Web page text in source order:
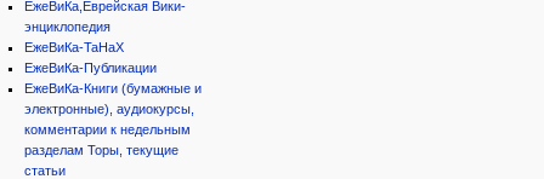
ЕжеВиКа,Еврейская Вики-
энциклопедия
ЕжеВиКа-ТаНаХ
ЕжеВиКа-Публикации
ЕжеВиКа-Книги (бумажные и
электронные), аудиокурсы,
комментарии к недельным
разделам Торы, текущие
статьи